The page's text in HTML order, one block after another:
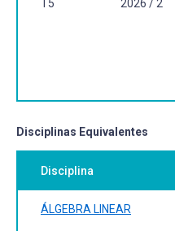
online no link:
T5 2026 / 2
Disciplinas Equivalentes
Disciplina
ÁLGEBRA LINEAR